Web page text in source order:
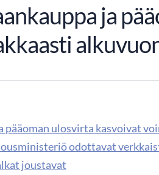
ja
pääoman ulosvirta kasvoivat
odottavat
joustavat